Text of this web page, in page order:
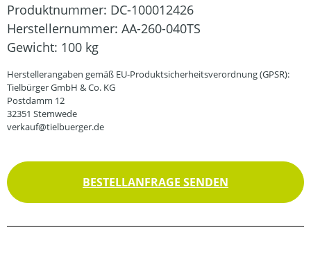
Produktnummer: DC-100012426
Herstellernummer: AA-260-040TS
Gewicht: 100 kg
Herstellerangaben gemäß EU-Produktsicherheitsverordnung (GPSR):
Tielbürger GmbH & Co. KG
Postdamm 12
32351 Stemwede
verkauf@tielbuerger.de
BESTELLANFRAGE SENDEN